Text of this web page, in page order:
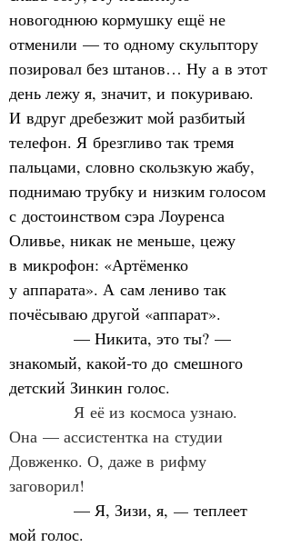
новогоднюю кормушку ещё не
отменили — то одному скульптору
позировал без штанов… Ну а в этот
день лежу я, значит, и покуриваю.
И вдруг дребезжит мой разбитый
телефон. Я брезгливо так тремя
пальцами, словно скользкую жабу,
поднимаю трубку и низким голосом
с достоинством сэра Лоуренса
Оливье, никак не меньше, цежу
в микрофон: «Артёменко
у аппарата». А сам лениво так
почёсываю другой «аппарат».
— Никита, это ты? —
знакомый, какой‑то до смешного
детский Зинкин голос.
Я её из космоса узнаю.
Она — ассистентка на студии
Довженко. О, даже в рифму
заговорил!
— Я, Зизи, я, — теплеет
мой голос.